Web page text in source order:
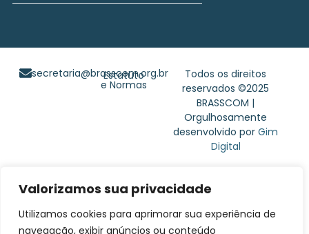
Valorizamos sua privacidade
Utilizamos cookies para aprimorar sua experiência de
navegação, exibir anúncios ou conteúdo
Todos os direitos
reservados ©2025
BRASSCOM |
Orgulhosamente
desenvolvido porGim
Digital
secretaria@brasscom.org.br
Estatuto
e Normas